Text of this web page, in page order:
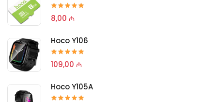
8,00 ₼
Hoco Y106
109,00 ₼
Hoco Y105A